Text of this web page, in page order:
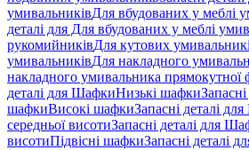
умивальниківДля вбудованих у меблі
деталі для Для вбудованих у меблі
рукомийниківДля кутових
умивальниківДля накладного
накладного умивальника прямокутної
деталі для ШафкиНизькі шафки
шафкиВисокі шафкиЗапасні деталі
середньої висотиЗапасні деталі для
висотиПідвісні шафкиЗапасні деталі